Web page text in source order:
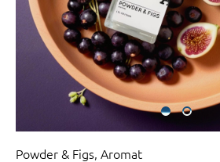
Powder & Figs, Aromat